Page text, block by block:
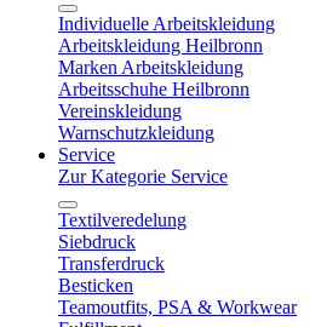
Individuelle Arbeitskleidung
Arbeitskleidung Heilbronn
Marken Arbeitskleidung
Arbeitsschuhe Heilbronn
Vereinskleidung
Warnschutzkleidung
Service
Zur Kategorie Service
Textilveredelung
Siebdruck
Transferdruck
Besticken
Teamoutfits, PSA & Workwear